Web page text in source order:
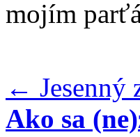
mojím
← Jesenný
Ako sa